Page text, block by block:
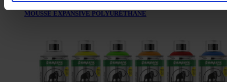
MOUSSE EXPANSIVE POLYURÉTHANE